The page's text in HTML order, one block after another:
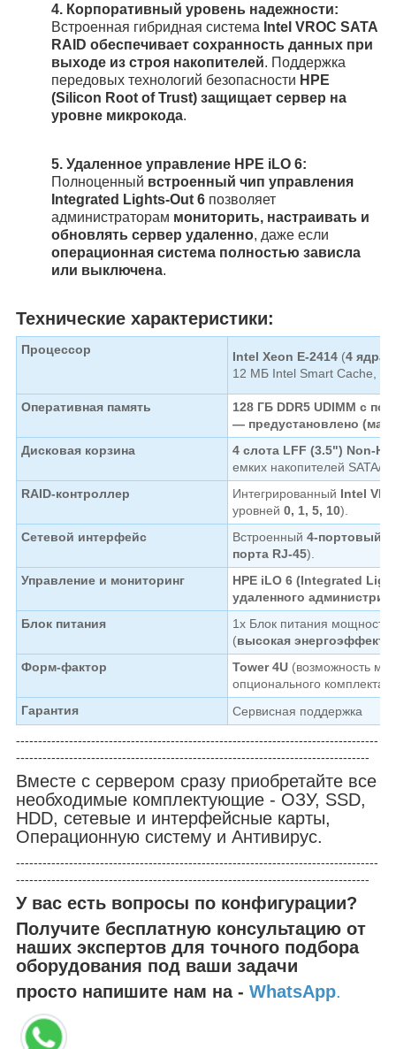
4. Корпоративный уровень надежности:
Встроенная гибридная система Intel VROC SATA
RAID обеспечивает сохранность данных при
выходе из строя накопителей. Поддержка
передовых технологий безопасности HPE
(Silicon Root of Trust) защищает сервер на
уровне микрокода.
5. Удаленное управление HPE iLO 6:
Полноценный встроенный чип управления
Integrated Lights-Out 6 позволяет
администраторам мониторить, настраивать и
обновлять сервер удаленно, даже если
операционная система полностью зависла
или выключена.
Технические характеристики:
Процессор Intel Xeon E-2414 (4 ядра /
12 МБ Intel Smart Cache,
Оперативная память
128 ГБ DDR5 UDIMM с
— предустановлено
Дисковая корзина
4 слота LFF (3.5") Non-
емких накопителей SATA/
RAID-контроллер
Интегрированный Intel
уровней 0, 1, 5, 10).
Сетевой интерфейс
Встроенный 4-портовый
порта RJ-45).
Управление и мониторинг
HPE iLO 6 (Integrated
удаленного
Блок питания
1x Блок питания
(высокая
Форм-фактор
Tower 4U (возможность
опционального комплекта
Гарантия
Cервисная поддержка
----------------------------------------------------------------------------------
--------------------------------------------------------------------------------
Вместе с сервером сразу приобретайте все
необходимые комплектующие - ОЗУ, SSD,
HDD, сетевые и интерфейсные карты,
Операционную систему и Антивирус.
----------------------------------------------------------------------------------
--------------------------------------------------------------------------------
У вас есть вопросы по конфигурации?
Получите бесплатную консультацию от
наших экспертов для точного подбора
оборудования под ваши задачи
просто напишите нам на - WhatsApp.